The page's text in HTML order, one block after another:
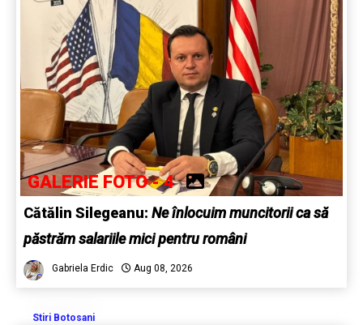
GALERIE FOTO - 4
Cătălin Silegeanu: Ne înlocuim muncitorii ca să
păstrăm salariile mici pentru români
Gabriela Erdic Aug 08, 2026
Stiri Botosani